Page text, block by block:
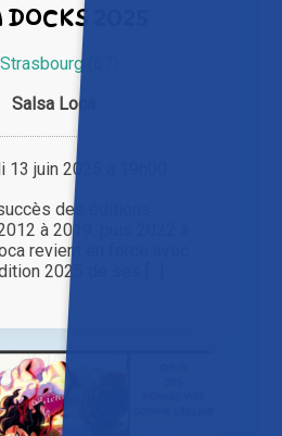
2025
Strasbourg (67)
Salsa Loca
juin 2025 à 19h00
des éditions
à 2019, puis 2022 à
revient en force avec
2025 de ses [...]